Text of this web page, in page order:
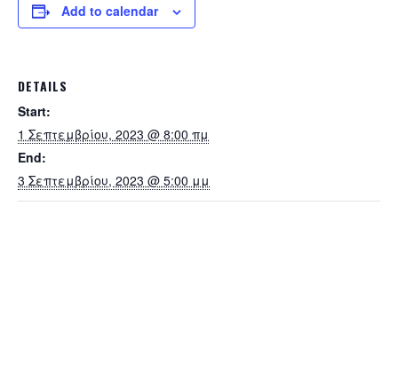
Add to calendar
DETAILS
Start:
1 Σεπτεμβρίου, 2023 @ 8:00 πμ
End:
3 Σεπτεμβρίου, 2023 @ 5:00 μμ